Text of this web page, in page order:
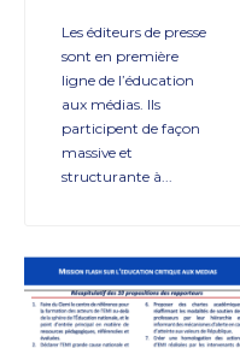
Les éditeurs de presse
sont en première
ligne de l’éducation
aux médias. Ils
participent de façon
massive et
structurante à